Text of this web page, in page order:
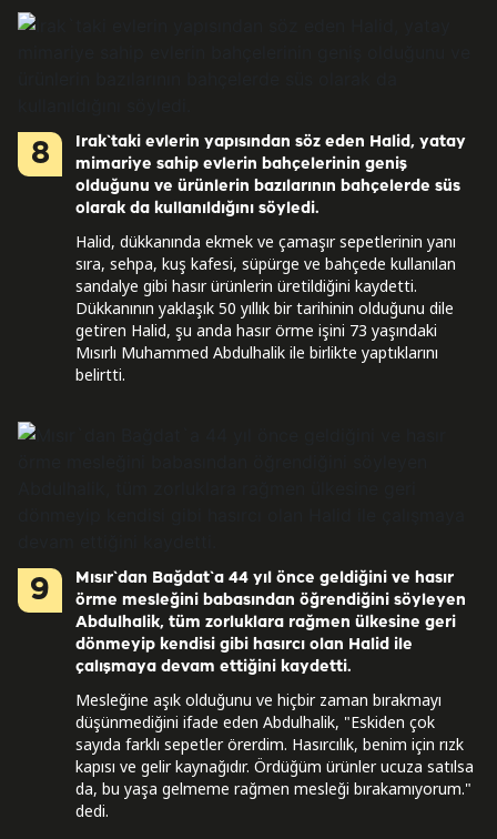
8
Irak`taki evlerin yapısından söz eden Halid, yatay
mimariye sahip evlerin bahçelerinin geniş
olduğunu ve ürünlerin bazılarının bahçelerde süs
olarak da kullanıldığını söyledi.
Halid, dükkanında ekmek ve çamaşır sepetlerinin yanı
sıra, sehpa, kuş kafesi, süpürge ve bahçede kullanılan
sandalye gibi hasır ürünlerin üretildiğini kaydetti.
Dükkanının yaklaşık 50 yıllık bir tarihinin olduğunu dile
getiren Halid, şu anda hasır örme işini 73 yaşındaki
Mısırlı Muhammed Abdulhalik ile birlikte yaptıklarını
belirtti.
9
Mısır`dan Bağdat`a 44 yıl önce geldiğini ve hasır
örme mesleğini babasından öğrendiğini söyleyen
Abdulhalik, tüm zorluklara rağmen ülkesine geri
dönmeyip kendisi gibi hasırcı olan Halid ile
çalışmaya devam ettiğini kaydetti.
Mesleğine aşık olduğunu ve hiçbir zaman bırakmayı
düşünmediğini ifade eden Abdulhalik, "Eskiden çok
sayıda farklı sepetler örerdim. Hasırcılık, benim için rızk
kapısı ve gelir kaynağıdır. Ördüğüm ürünler ucuza satılsa
da, bu yaşa gelmeme rağmen mesleği bırakamıyorum."
dedi.